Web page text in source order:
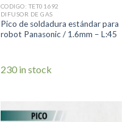
CODIGO: TET01692
DIFUSOR DE GAS
Pico de soldadura estándar para
robot Panasonic / 1.6mm – L:45
230 in stock